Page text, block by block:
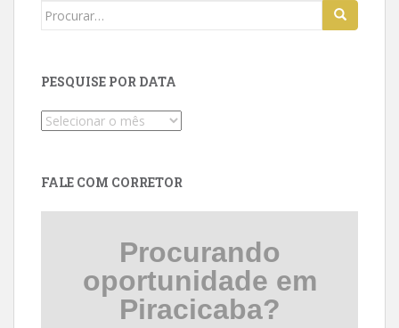
Search
PESQUISE POR DATA
Pesquise
FALE COM CORRETOR
Procurando
oportunidade em
Piracicaba?